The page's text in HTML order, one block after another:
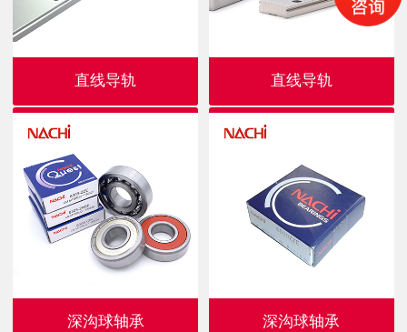
直线导轨 直线导轨
深沟球轴承 深沟球轴承